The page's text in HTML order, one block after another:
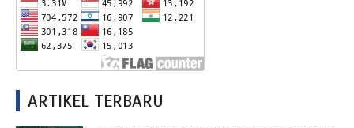
ARTIKEL TERBARU